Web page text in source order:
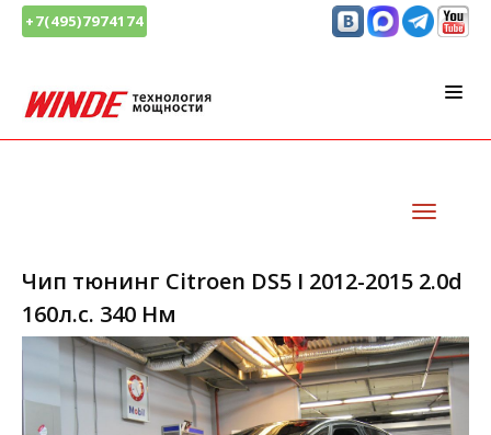
+7(495)7974174
Чип тюнинг Citroen DS5 I 2012-2015 2.0d
160л.с. 340 Нм